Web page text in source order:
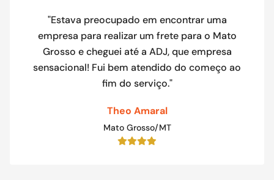
"Estava preocupado em encontrar uma
empresa para realizar um frete para o Mato
Grosso e cheguei até a ADJ, que empresa
sensacional! Fui bem atendido do começo ao
fim do serviço."
Theo Amaral
Mato Grosso/MT